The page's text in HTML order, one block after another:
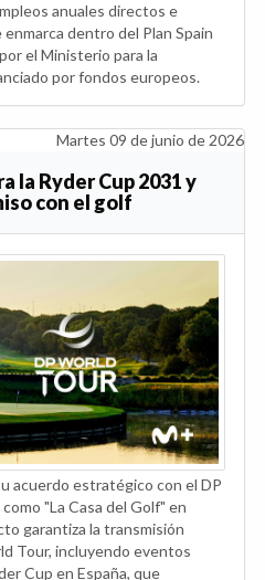
anuales directos e
dentro del Plan Spain
el Ministerio para la
por fondos europeos.
Martes 09 de junio de 2026
la Ryder Cup 2031 y
con el golf
acuerdo estratégico con el DP
"La Casa del Golf" en
garantiza la transmisión
Tour, incluyendo eventos
Cup en España, que